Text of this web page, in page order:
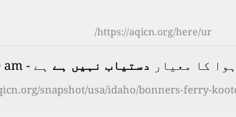
https://aqicn.org/here/ur/
دستیاب نہیں ہے ہے - on Wednesday, Aug 5th 2026, 05:00 am
snapshot/usa/idaho/bonners-ferry-